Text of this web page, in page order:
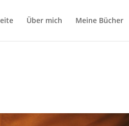
Über mich Meine Bücher